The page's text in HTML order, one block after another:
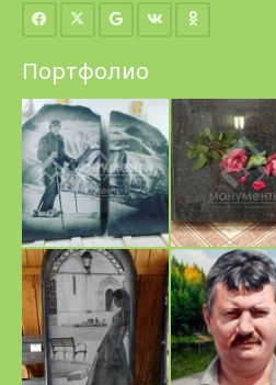
Портфолио